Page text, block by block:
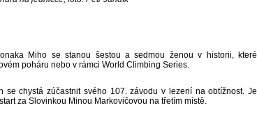
Miho se stanou šestou a sedmou ženou v historii, které
poháru nebo v rámci World Climbing Series.
se chystá zúčastnit svého 107. závodu v lezení na obtížnost. Je
za Slovinkou Minou Markovičovou na třetím místě.